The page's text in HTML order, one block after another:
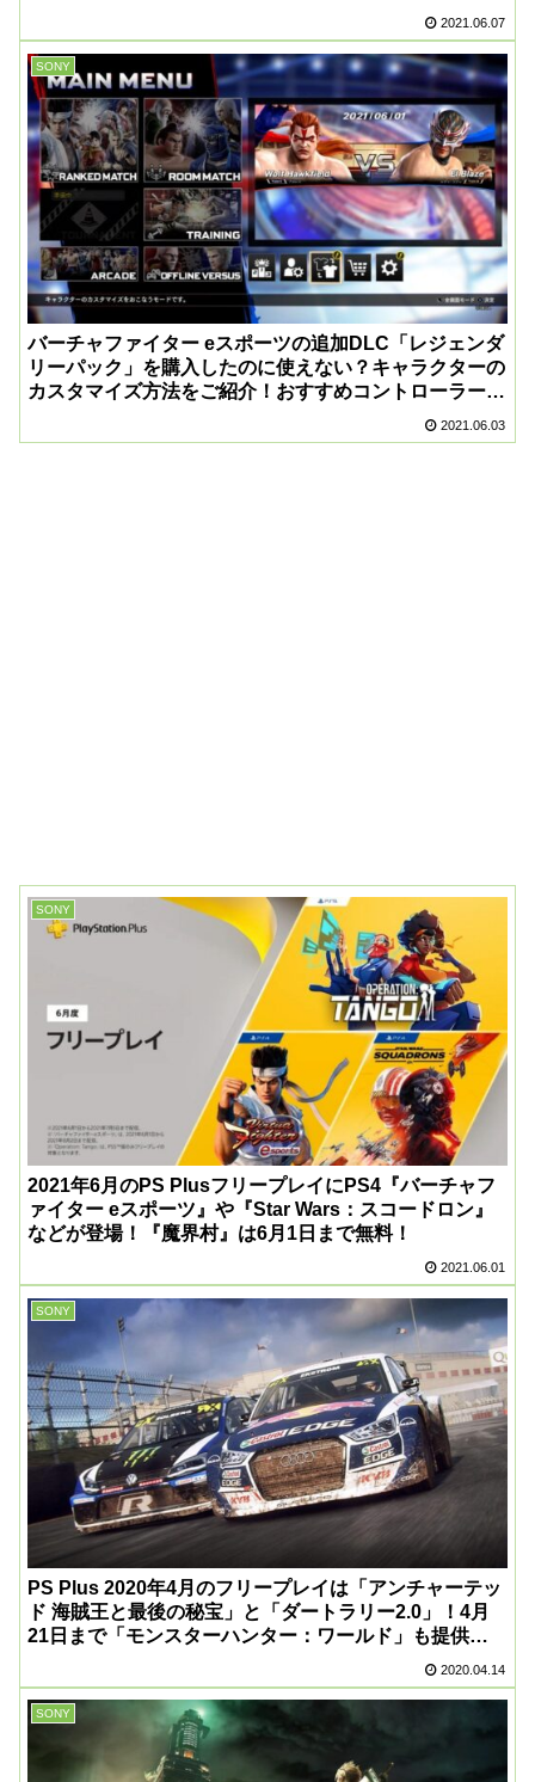
2021.06.07
SONY
バーチャファイター eスポーツの追加DLC「レジェンダ
リーパック」を購入したのに使えない？キャラクターの
カスタマイズ方法をご紹介！おすすめコントローラー設
2021.06.03
SONY
2021年6月のPS PlusフリープレイにPS4『バーチャフ
ァイター eスポーツ』や『Star Wars：スコードロン』
などが登場！『魔界村』は6月1日まで無料！
2021.06.01
SONY
PS Plus 2020年4月のフリープレイは「アンチャーテッ
ド 海賊王と最後の秘宝」と「ダートラリー2.0」！4月
21日まで「モンスターハンター：ワールド」も提供
2020.04.14
SONY